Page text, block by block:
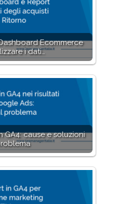
Ecommerce
i dati…
GA4: cause e soluzioni